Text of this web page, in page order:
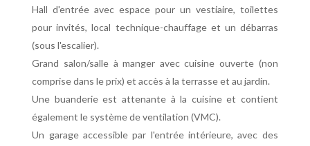
Hall d'entrée avec espace pour un vestiaire, toilettes
pour invités, local technique-chauffage et un débarras
(sous l'escalier).
Grand salon/salle à manger avec cuisine ouverte (non
comprise dans le prix) et accès à la terrasse et au jardin.
Une buanderie est attenante à la cuisine et contient
également le système de ventilation (VMC).
Un garage accessible par l'entrée intérieure, avec des